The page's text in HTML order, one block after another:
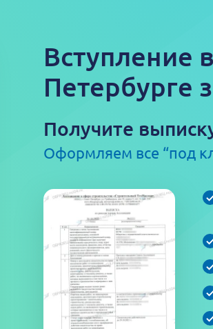
Вступление
Петербурге
Получите
Оформляем все “под